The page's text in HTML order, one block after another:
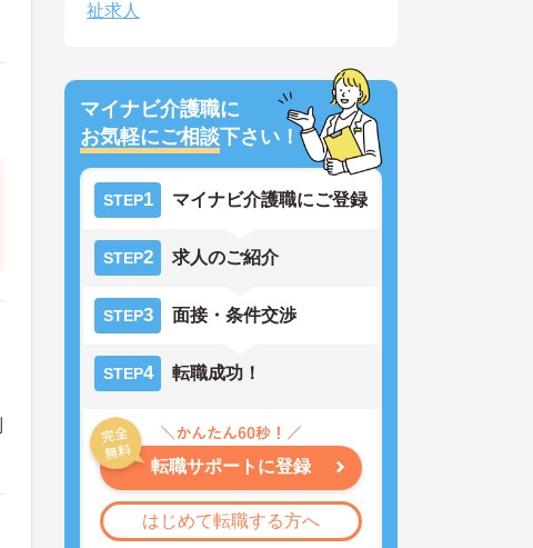
祉求人
マイナビ介護職に
お気軽にご相談下さい！
STEP1 マイナビ介護職にご登録
STEP2 求人のご紹介
STEP3 面接・条件交渉
STEP4 転職成功！
転職サポートに登録
はじめて転職する方へ